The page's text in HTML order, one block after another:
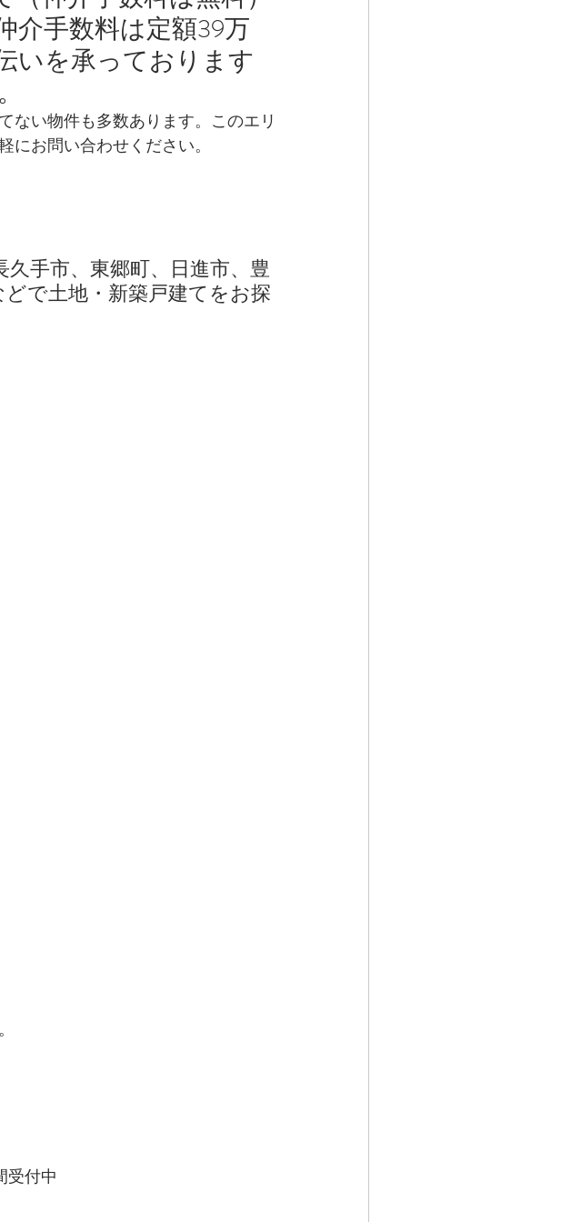
介手数料は定額39万
いを承っております
ない物件も多数あります。このエリ
にお問い合わせください。
手市、東郷町、日進市、豊
で土地・新築戸建てをお探
受付中